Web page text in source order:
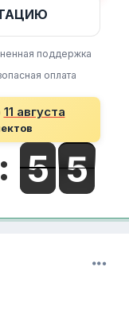
поддержка
оплата
11 августа